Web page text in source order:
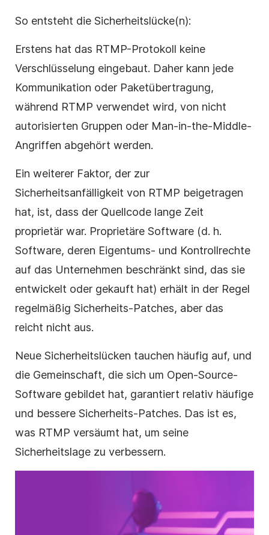
So entsteht die Sicherheitslücke(n):
Erstens hat das RTMP-Protokoll keine
Verschlüsselung eingebaut. Daher kann jede
Kommunikation oder Paketübertragung,
während RTMP verwendet wird, von nicht
autorisierten Gruppen oder Man-in-the-Middle-
Angriffen abgehört werden.
Ein weiterer Faktor, der zur
Sicherheitsanfälligkeit von RTMP beigetragen
hat, ist, dass der Quellcode lange Zeit
proprietär war. Proprietäre Software (d. h.
Software, deren Eigentums- und Kontrollrechte
auf das Unternehmen beschränkt sind, das sie
entwickelt oder gekauft hat) erhält in der Regel
regelmäßig Sicherheits-Patches, aber das
reicht nicht aus.
Neue Sicherheitslücken tauchen häufig auf, und
die Gemeinschaft, die sich um Open-Source-
Software gebildet hat, garantiert relativ häufige
und bessere Sicherheits-Patches. Das ist es,
was RTMP versäumt hat, um seine
Sicherheitslage zu verbessern.